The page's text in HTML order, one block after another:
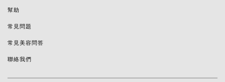
幫助
常見問題
常見美容問答
聯絡我們